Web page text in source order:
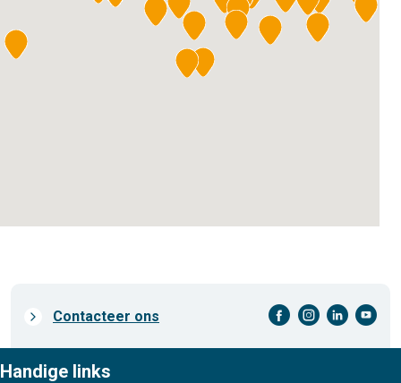
Prefooter
Contacteer ons facebook-cirkel instagram-cirkel linkedin-cirkel youtube-cirkel
Handige links